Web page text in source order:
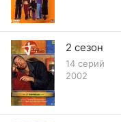
2 сезон
14 серий
2002